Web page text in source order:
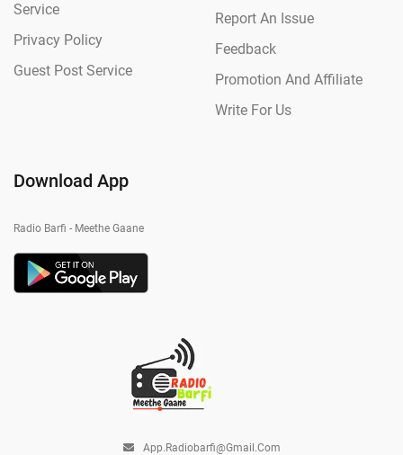
Service
Privacy Policy
Guest Post Service
Report An Issue
Feedback
Promotion And Affiliate
Write For Us
Download App
Radio Barfi - Meethe Gaane
App.radiobarfi@gmail.com